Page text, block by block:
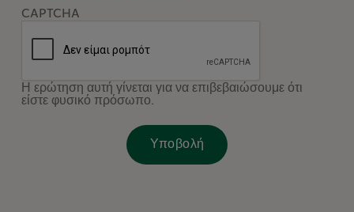
CAPTCHA
Η ερώτηση αυτή γίνεται για να επιβεβαιώσουμε ότι
είστε φυσικό πρόσωπο.